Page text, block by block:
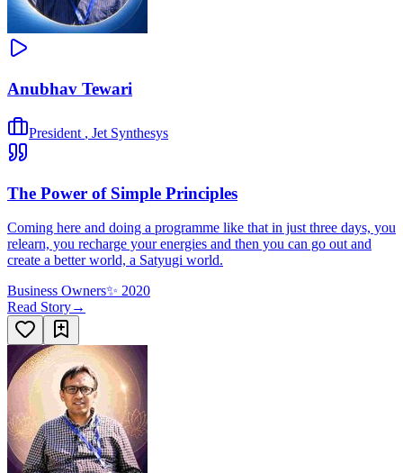
Anubhav Tewari
President , Jet Synthesys
The Power of Simple Principles
Coming here and doing a programme like that in just three days, you
relearn, you recharge your energies and then you can go out and
create a better world, a Satyugi world.
Business Owners✨ 2020
Read Story→